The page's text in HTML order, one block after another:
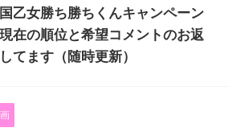
乙女勝ち勝ちくんキャンペーン
在の順位と希望コメントのお返
てます（随時更新）